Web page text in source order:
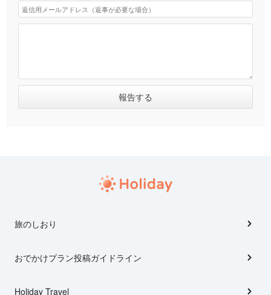
旅のしおり
おでかけプラン投稿ガイドライン
Holiday Travel